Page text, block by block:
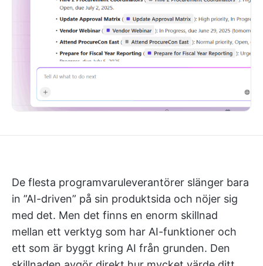
De flesta programvaruleverantörer slänger bara
in ”AI-driven” på sin produktsida och nöjer sig
med det. Men det finns en enorm skillnad
mellan ett verktyg som har AI-funktioner och
ett som är byggt kring AI från grunden. Den